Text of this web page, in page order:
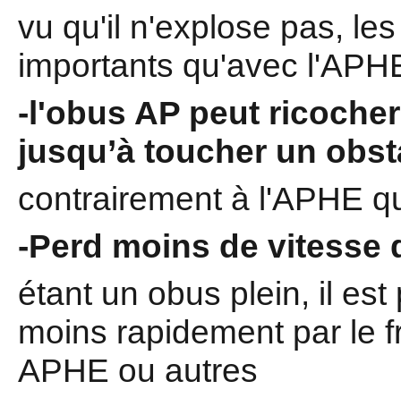
vu qu'il n'explose pas,
importants qu'avec
-l'obus AP peut
jusqu’à toucher un
contrairement à l'APHE
-Perd moins de vitesse
étant un obus plein, il
moins rapidement par le
APHE ou autres